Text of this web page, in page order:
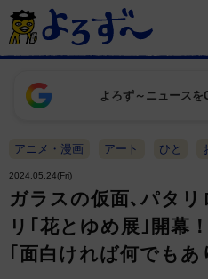
よろず～ニュース
アニメ・漫画 アート ひと
2024.05.24(Fri)
ガラスの仮面､パタリ
リ｢花とゆめ展｣開幕
｢面白ければ何でもあ